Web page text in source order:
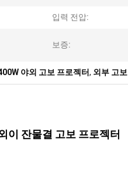
입력 전압:
보증:
야외 고보 프로젝터, 외부 고
이 잔물결 고보 프로젝터